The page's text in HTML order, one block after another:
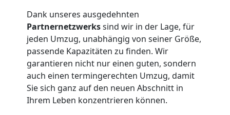
Dank unseres ausgedehnten
Partnernetzwerkssind wir in der Lage, für
jeden Umzug, unabhängig von seiner Größe,
passende Kapazitäten zu finden. Wir
garantieren nicht nur einen guten, sondern
auch einen termingerechten Umzug, damit
Sie sich ganz auf den neuen Abschnitt in
Ihrem Leben konzentrieren können.
Umzugshelfer
Villach